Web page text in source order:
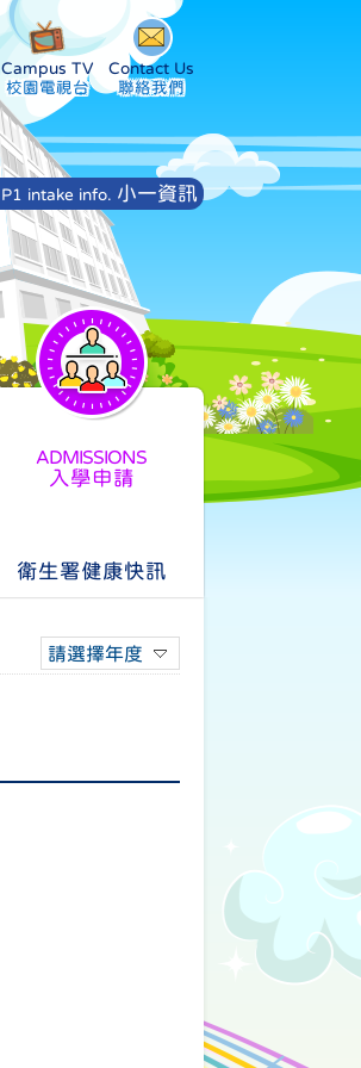
Campus TV Contact Us
P1 intake info. 小一資訊
入學申請
衛生署健康快訊
請選擇年度